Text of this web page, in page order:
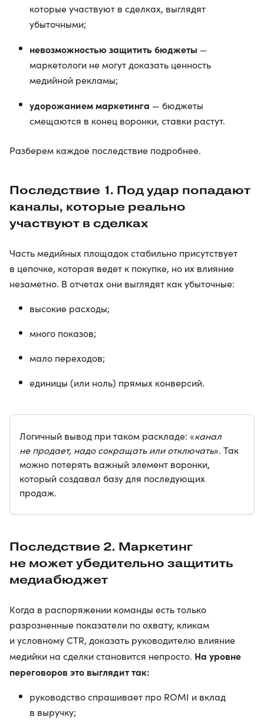
которые участвуют в сделках, выглядят
убыточными;
невозможностью защитить бюджеты —
маркетологи не могут доказать ценность
медийной рекламы;
удорожанием маркетинга — бюджеты
смещаются в конец воронки, ставки растут.
Разберем каждое последствие подробнее.
Последствие 1. Под удар попадают
каналы, которые реально
участвуют в сделках
Часть медийных площадок стабильно присутствует
в цепочке, которая ведет к покупке, но их влияние
незаметно. В отчетах они выглядят как убыточные:
высокие расходы;
много показов;
мало переходов;
единицы (или ноль) прямых конверсий.
Логичный вывод при таком раскладе: «канал
не продает, надо сокращать или отключать». Так
можно потерять важный элемент воронки,
который создавал базу для последующих
продаж.
Последствие 2. Маркетинг
не может убедительно защитить
медиабюджет
Когда в распоряжении команды есть только
разрозненные показатели по охвату, кликам
и условному CTR, доказать руководителю влияние
медийки на сделки становится непросто. На уровне
переговоров это выглядит так:
руководство спрашивает про ROMI и вклад
в выручку;